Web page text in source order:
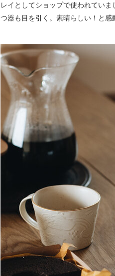
レイとしてショップで使われてい
つ器も目を引く。素晴らしい！と感